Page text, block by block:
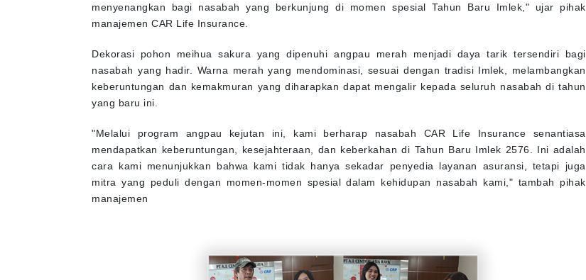
menyenangkan bagi nasabah yang berkunjung di momen spesial Tahun Baru Imlek," ujar pihak
manajemen CAR Life Insurance.
Dekorasi pohon meihua sakura yang dipenuhi angpau merah menjadi daya tarik tersendiri bagi
nasabah yang hadir. Warna merah yang mendominasi, sesuai dengan tradisi Imlek, melambangkan
keberuntungan dan kemakmuran yang diharapkan dapat mengalir kepada seluruh nasabah di tahun
yang baru ini.
"Melalui program angpau kejutan ini, kami berharap nasabah CAR Life Insurance senantiasa
mendapatkan keberuntungan, kesejahteraan, dan keberkahan di Tahun Baru Imlek 2576. Ini adalah
cara kami menunjukkan bahwa kami tidak hanya sekadar penyedia layanan asuransi, tetapi juga
mitra yang peduli dengan momen-momen spesial dalam kehidupan nasabah kami," tambah pihak
manajemen